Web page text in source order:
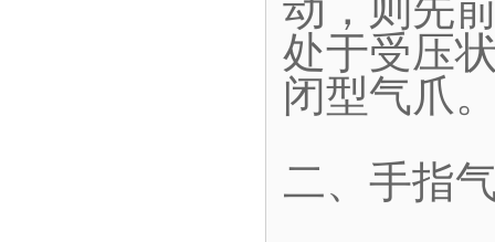
处于受压
闭型气爪
二、手指